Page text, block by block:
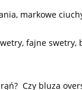
markowe
fajne swetry,
Czy bluza